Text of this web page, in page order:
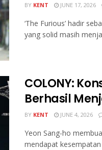
BY KENT JUNE 17, 2026
‘The Furious’ hadir
yang solid masih
COLONY:
Berhasil
BY KENT JUNE 4, 2026
Yeon Sang-ho
mendapat